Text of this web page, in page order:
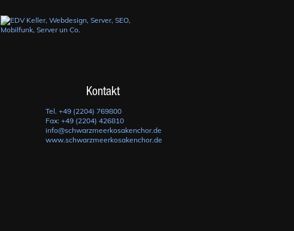
Kontakt
Tel. +49 (2204) 769800
Fax: +49 (2204) 426810
info@schwarzmeerkosakenchor.de
www.schwarzmeerkosakenchor.de